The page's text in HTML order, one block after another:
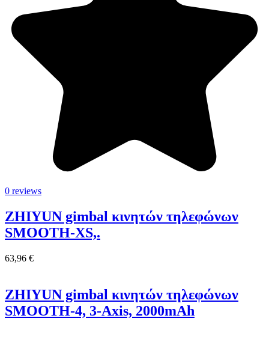
0 reviews
ZHIYUN gimbal κινητών τηλεφώνων
SMOOTH-XS,.
63,96 €
ZHIYUN gimbal κινητών τηλεφώνων
SMOOTH-4, 3-Axis, 2000mAh